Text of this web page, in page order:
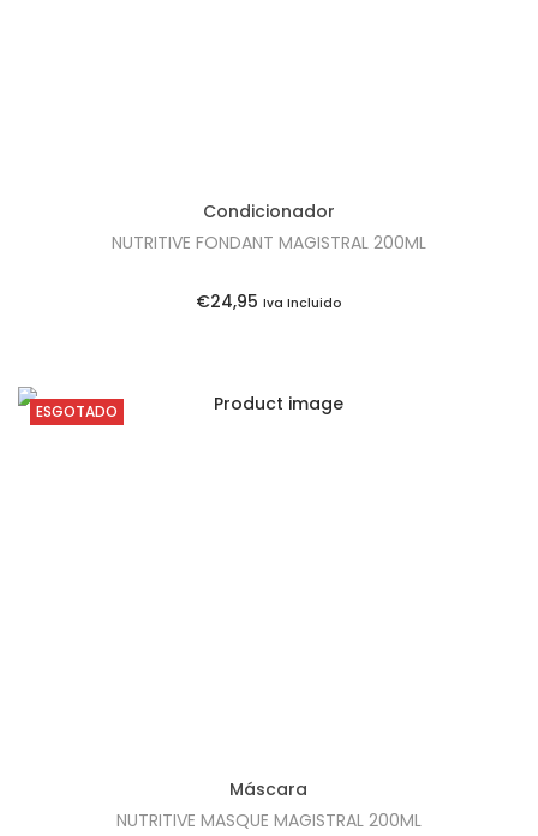
Condicionador
NUTRITIVE FONDANT MAGISTRAL 200ML
€24,95 Iva Incluido
ESGOTADO
Máscara
NUTRITIVE MASQUE MAGISTRAL 200ML